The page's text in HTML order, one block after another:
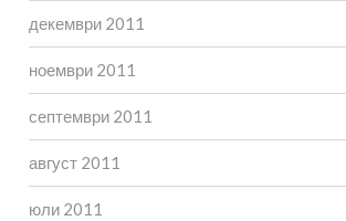
декември 2011
ноември 2011
септември 2011
август 2011
юли 2011